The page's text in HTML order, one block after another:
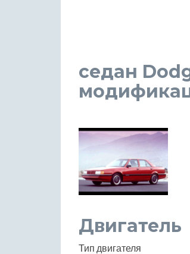
седан
Двигатель
Тип двигателя